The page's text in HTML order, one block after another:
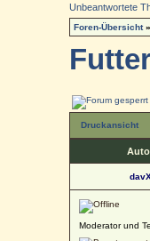
Unbeantwortete
Foren-Übersicht
Druckansicht
Moderator und